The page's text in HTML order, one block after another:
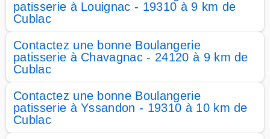
patisserie à Louignac - 19310 à 9 km de
Cublac
Contactez une bonne Boulangerie
patisserie à Chavagnac - 24120 à 9 km de
Cublac
Contactez une bonne Boulangerie
patisserie à Yssandon - 19310 à 10 km de
Cublac